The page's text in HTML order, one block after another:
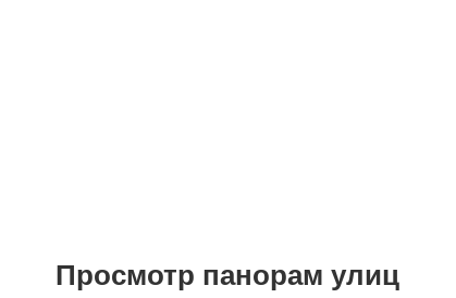
Просмотр панорам улиц